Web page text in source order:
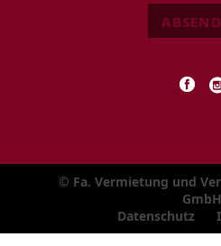
© Fa. Vermietung und
GmbH
Datenschutz